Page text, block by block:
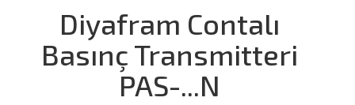
Diyafram Contalı
Basınç Transmitteri
PAS-...N